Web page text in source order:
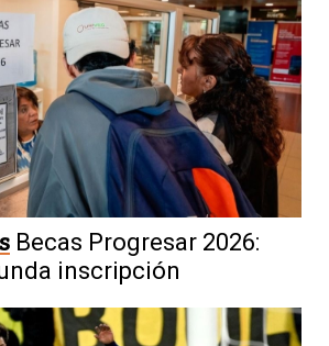
Becas Progresar 2026:
inscripción